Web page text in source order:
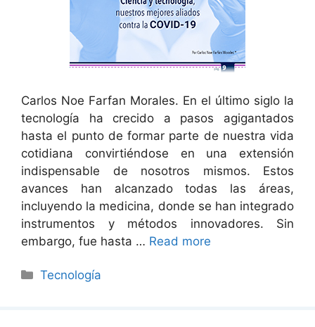
Carlos Noe Farfan Morales. En el último siglo la
tecnología ha crecido a pasos agigantados
hasta el punto de formar parte de nuestra vida
cotidiana convirtiéndose en una extensión
indispensable de nosotros mismos. Estos
avances han alcanzado todas las áreas,
incluyendo la medicina, donde se han integrado
instrumentos y métodos innovadores. Sin
embargo, fue hasta … Read more
Categorías
Tecnología